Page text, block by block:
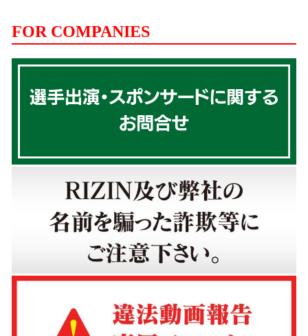
FOR COMPANIES